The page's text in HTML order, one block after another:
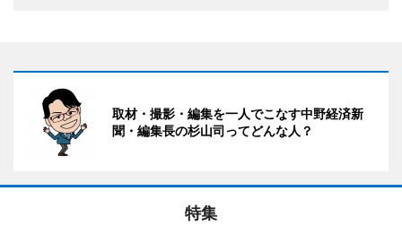
取材・撮影・編集を一人でこなす中野経済新
聞・編集長の杉山司ってどんな人？
特集